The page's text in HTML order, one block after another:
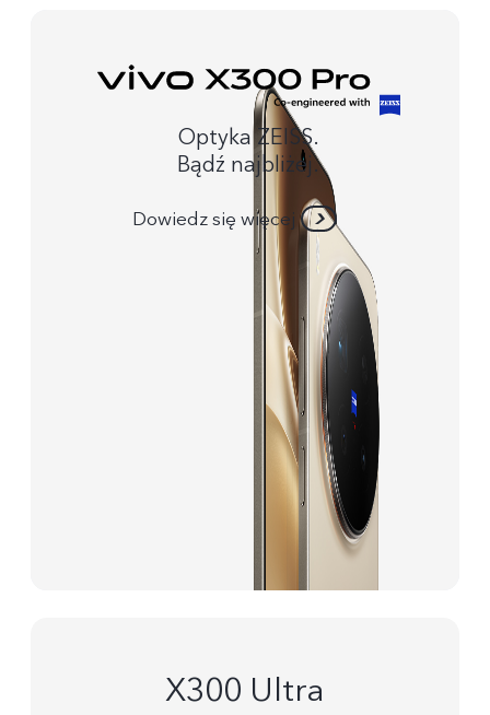
Optyka ZEISS.
Bądź najbliżej.
Dowiedz się więcej
X300 Ultra